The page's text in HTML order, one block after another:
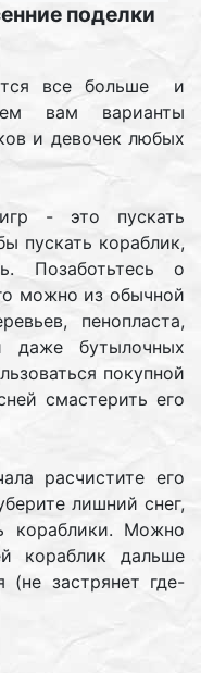
поделки
все больше и
вам варианты
и девочек любых
- это пускать
пускать кораблик,
Позаботьтесь о
можно из обычной
пенопласта,
даже бутылочных
покупной
смастерить его
расчистите его
лишний снег,
кораблики. Можно
кораблик дальше
(не застрянет где-